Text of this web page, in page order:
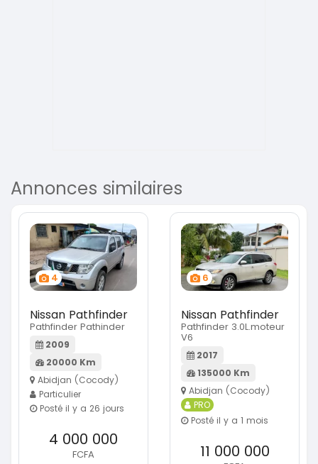
Annonces similaires
4
Nissan Pathfinder
Pathfinder Pathinder
2009
20000 Km
Abidjan (Cocody)
Particulier
Posté il y a 26 jours
4 000 000
FCFA
6
Nissan Pathfinder
Pathfinder 3.0L.moteur
V6
2017
135000 Km
Abidjan (Cocody)
PRO
Posté il y a 1 mois
11 000 000